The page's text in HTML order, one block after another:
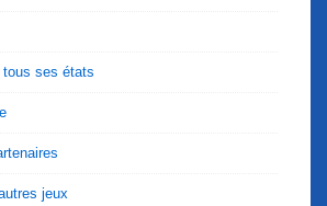
tous ses états
jeux